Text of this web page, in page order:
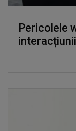
Pericolele